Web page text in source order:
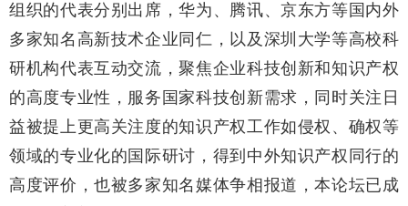
组织的代表分别出席，华为、腾讯、京东方等国内外
多家知名高新技术企业同仁，以及深圳大学等高校科
研机构代表互动交流，聚焦企业科技创新和知识产权
的高度专业性，服务国家科技创新需求，同时关注日
益被提上更高关注度的知识产权工作如侵权、确权等
领域的专业化的国际研讨，得到中外知识产权同行的
高度评价，也被多家知名媒体争相报道，本论坛已成